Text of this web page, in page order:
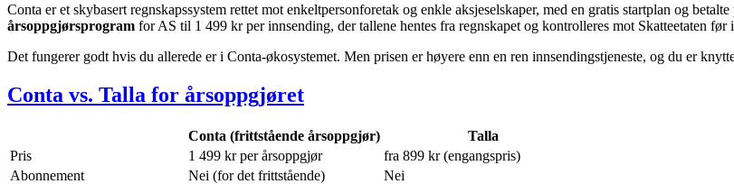
Conta er et skybasert regnskapssystem rettet mot enkeltpersonforetak og enkle aksjeselskaper, med en gratis startplan og
årsoppgjørsprogram for AS til 1 499 kr per innsending, der tallene hentes fra regnskapet og kontrolleres mot Skatteetaten før
Det fungerer godt hvis du allerede er i Conta-økosystemet. Men prisen er høyere enn en ren innsendingstjeneste, og du er
Conta vs. Talla for årsoppgjøret
Conta (frittstående årsoppgjør)
Talla
Pris
1 499 kr per årsoppgjør
fra 899 kr (engangspris)
Abonnement
Nei (for det frittstående)
Nei